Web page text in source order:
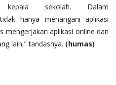
kepala sekolah. Dalam
hanya menangani aplikasi
mengerjakan aplikasi online dan
lain,” tandasnya. (humas)